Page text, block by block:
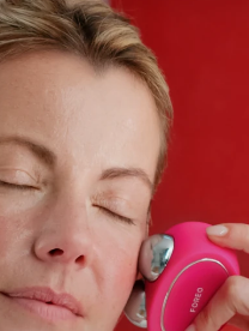
Kullanici profi̇li̇
Cihazlarım
Siparişlerim
Adresim
Aboneliklerim
Español
Português
Русский
繁體中文